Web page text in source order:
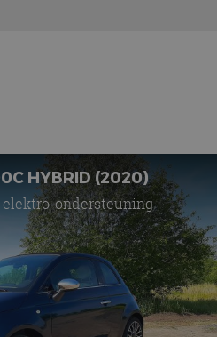
HYBRID (2020)
ondersteuning